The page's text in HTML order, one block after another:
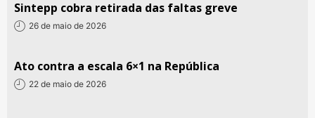
Sintepp cobra retirada das faltas greve
26 de maio de 2026
Ato contra a escala 6×1 na República
22 de maio de 2026